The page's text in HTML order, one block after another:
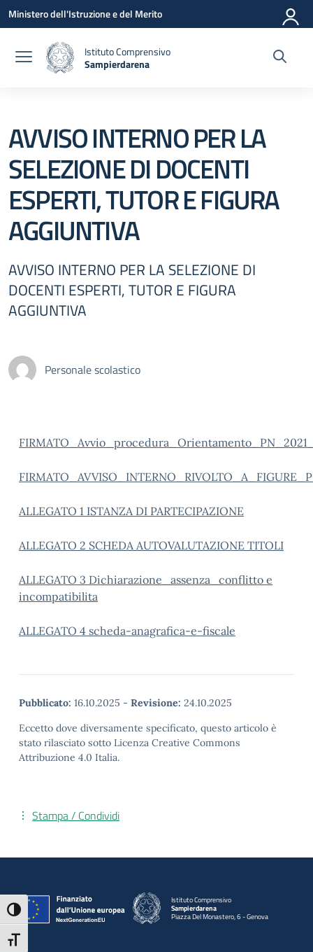
Attiva/disattiva alto contrasto
Attiva/disattiva dimensione testo
Vai ai contenuti
Vai al menu di navigazione
Vai al footer
Ministero dell'Istruzione e del Merito
Istituto Comprensivo
Sampierdarena
AVVISO INTERNO PER LA
SELEZIONE DI DOCENTI
ESPERTI, TUTOR E FIGURA
AGGIUNTIVA
AVVISO INTERNO PER LA SELEZIONE DI
DOCENTI ESPERTI, TUTOR E FIGURA
AGGIUNTIVA
Personale scolastico
ALLEGATO 1 ISTANZA DI PARTECIPAZIONE
ALLEGATO 2 SCHEDA AUTOVALUTAZIONE TITOLI
ALLEGATO 3 Dichiarazione_assenza_conflitto e
incompatibilita
ALLEGATO 4 scheda-anagrafica-e-fiscale
Pubblicato: 16.10.2025 - Revisione: 24.10.2025
Eccetto dove diversamente specificato, questo articolo è
stato rilasciato sotto Licenza Creative Commons
Attribuzione 4.0 Italia.
Stampa / Condividi
Istituto Comprensivo
Sampierdarena
Piazza Del Monastero, 6 - Genova
— Visita la pagina iniziale della scuola